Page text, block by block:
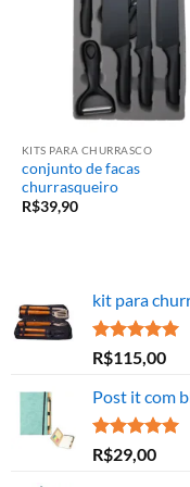
KITS PARA CHURRASCO
conjunto de facas
churrasqueiro
R$39,90
kit para
Avaliação
5.00
de 5
R$115,00
Post it com
Avaliação
5.00
de 5
R$29,00